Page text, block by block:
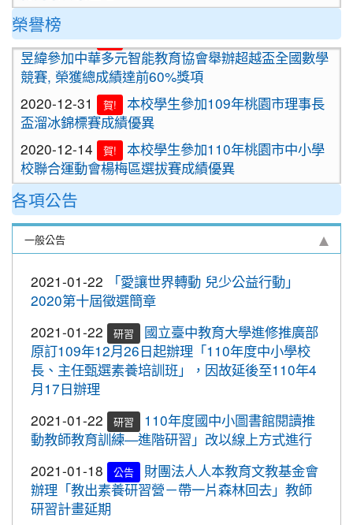
2020-09-24＜新制上路＞明年起，餐廳應標示豬肉
原料原產地。
2020-09-24＜新制上路＞明年起，貢丸水餃等應標
示豬肉原料原產地
2020-09-09
重要
『109年國家防災日演習』地震速
報演練，臨震應變「趴下、掩護、穩住」
『Earthquake Disaster Drill』
2020-09-08 重要
車子在走，駕照要有。 交通部及
桃園市政府關心您！
2020-09-08 重要
停一下海闊天空，讓一下保百年
身。 交通部及桃園市政府關心您！
2020-09-08
清晨夜晚穿亮衣，運動散步才放
心。 交通部與桃園市政府關心您！
2020-10-19節水抗旱全民一起來
2020-10-19防疫期間勤洗手，更要關緊水龍頭
2020-10-05109年流感疫苗開打了，10月5日起守護
最重要的人，桃園市政府關心您。
豬肉原料原產地。
2020-09-24＜新制上路＞明年起，餐廳應標示豬肉
原料原產地。
2020-09-24＜新制上路＞明年起，貢丸水餃等應標
示豬肉原料原產地
榮譽榜
2021-01-13
昱緯參加中華多元智能教育協會舉辦超越盃全國數學
競賽, 榮獲總成績達前60%獎項
賀!
本校學生參加109年桃園市理事長
盃溜冰錦標賽成績優異
賀!
本校學生參加110年桃園市中小學
校聯合運動會楊梅區選拔賽成績優異
2020-12-10 賀!
本校學生參加2020年名人盃冬季校
園圍棋對抗賽 成績優異
2020-11-17
本校學生參加臺北市109年第38屆
中正盃溜冰錦標賽成績優異
2020-11-16
賀!
恭賀本校六年四班學生林恩如參加
桃園市109年度「3Q達人故事甄選活動」，榮獲EQ
2020-11-06 賀!
本校學生參加2020年壢運盃羽球錦
標賽成績優異
2020-10-27
2020-10-27 賀!
本校學生參加109年桃園市議長盃
跆拳道錦標賽成績優異
2020-10-27 賀!
本校學生參加運動i台灣109年桃園
市平鎮楊梅區羽球社區聯誼賽成績優異
各項公告
一般公告
2021-01-22
「愛讓世界轉動 兒少公益行動」
2020第十屆徵選簡章
2021-01-22
研習
國立臺中教育大學進修推廣部
原訂109年12月26日起辦理「110年度中小學校
長、主任甄選素養培訓班」，因故延後至110年4
月17日辦理
2021-01-22
研習
110年度國中小圖書館閱讀推
動教師教育訓練—進階研習」改以線上方式進行
2021-01-18
公告
財團法人人本教育文教基金會
辦理「教出素養研習營－帶一片森林回去」教師
研習計畫延期